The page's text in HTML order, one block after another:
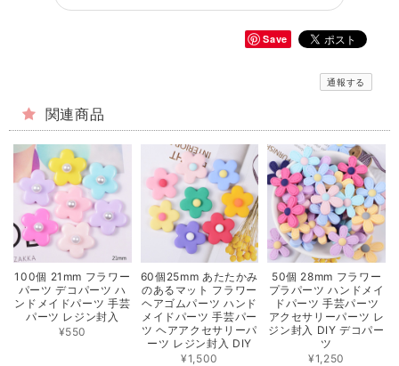
Save
通報する
関連商品
100個 21mm フラワー
パーツ デコパーツ ハ
ンドメイドパーツ 手芸
パーツ レジン封入
¥550
60個25mm あたたかみ
のあるマット フラワー
ヘアゴムパーツ ハンド
メイドパーツ 手芸パー
ツ ヘアアクセサリーパ
ーツ レジン封入 DIY
¥1,500
50個 28mm フラワー
プラパーツ ハンドメイ
ドパーツ 手芸パーツ
アクセサリーパーツ レ
ジン封入 DIY デコパー
ツ
¥1,250